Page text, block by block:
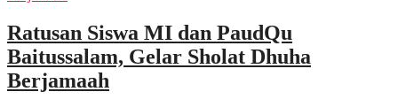
Ratusan Siswa MI dan PaudQu
Baitussalam, Gelar Sholat Dhuha
Berjamaah